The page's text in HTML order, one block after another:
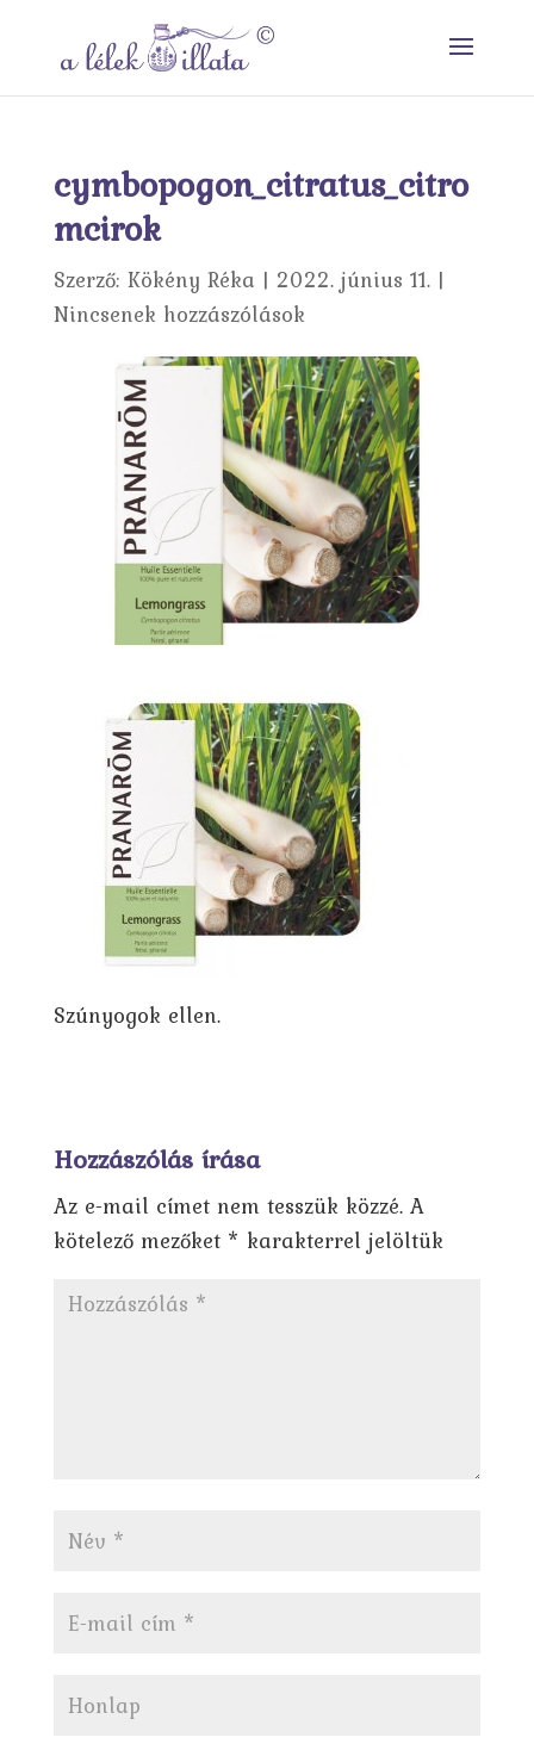
cymbopogon_citratus_citro
mcirok
Szerző: Kökény Réka | 2022. június 11.|
Nincsenek hozzászólások
Szúnyogok ellen.
Hozzászólás írása
Az e-mail címet nem tesszük közzé. A
kötelező mezőket * karakterrel jelöltük